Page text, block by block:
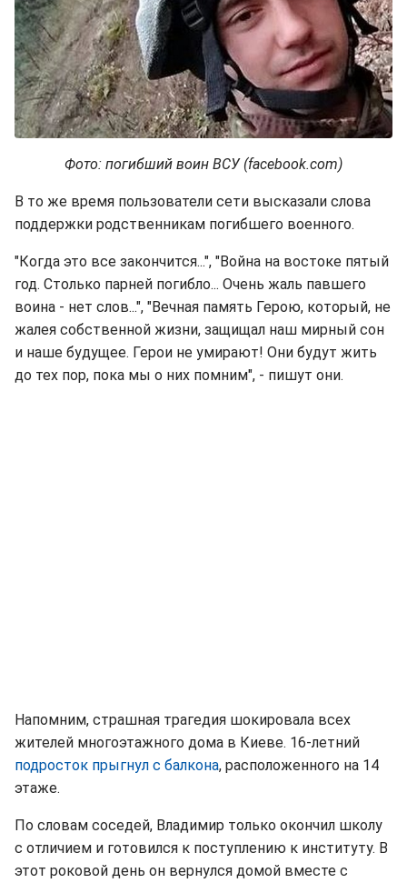
Фото: погибший воин ВСУ (facebook.com)
В то же время пользователи сети высказали слова
поддержки родственникам погибшего военного.
"Когда это все закончится...", "Война на востоке пятый
год. Столько парней погибло... Очень жаль павшего
воина - нет слов...", "Вечная память Герою, который, не
жалея собственной жизни, защищал наш мирный сон
и наше будущее. Герои не умирают! Они будут жить
до тех пор, пока мы о них помним", - пишут они.
Напомним, страшная трагедия шокировала всех
жителей многоэтажного дома в Киеве. 16-летний
подросток прыгнул с балкона, расположенного на 14
этаже.
По словам соседей, Владимир только окончил школу
с отличием и готовился к поступлению к институту. В
этот роковой день он вернулся домой вместе с